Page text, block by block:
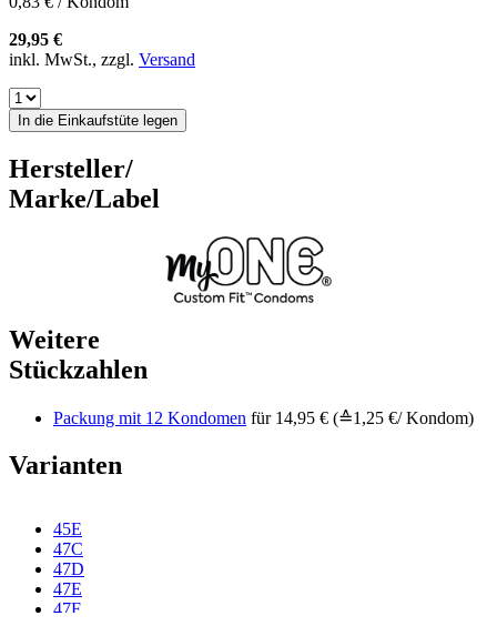
29,95 €
inkl. MwSt., zzgl. Versand
In die Einkaufstüte legen
Hersteller/
Marke/Label
Weitere
Stückzahlen
Packung mit 12 Kondomen für 14,95 € (≙1,25 €/ Kondom)
Varianten
45E
47C
47D
47E
47F